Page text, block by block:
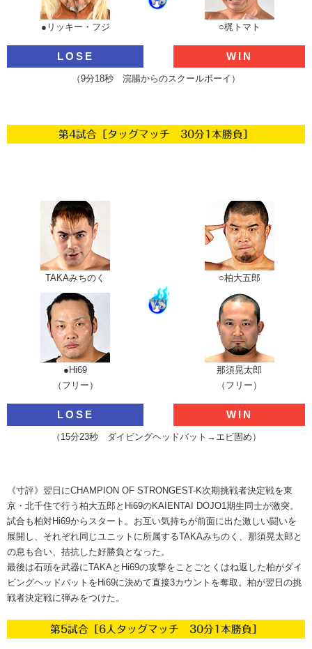
●リッキー・フジ ○梶トマト
LOSE WIN
（9分18秒 浣腸からのスクールボーイ）
第4試合［タッグマッチ 30分1本勝負］
TAKAみちのく
●Hi69
（フリー）
○柏大五郎
那須晃太郎
（フリー）
LOSE WIN
（15分23秒 ダイビングヘッドバット→エビ固め）
《寸評》翌日にCHAMPION OF STRONGEST-K次期挑戦者決定戦を東
京・北千住で行う柏大五郎とHi69のKAIENTAI DOJO1期生同士が激突。
試合も柏対Hi69からスタート。お互い気持ちが前面に出た激しい闘いを
展開し、それぞれ同じユニットに所属するTAKAみちのく、那須晃太郎と
の息も合い、拮抗した好勝負となった。
最後は石頭を武器にTAKAとHi69の攻撃をことごとくはね返した柏がダイ
ビングヘッドバットをHi69に決めて直接3カウントを奪取。柏が翌日の挑
戦者決定戦に弾みをつけた。
第5試合［6人タッグマッチ 30分1本勝負］